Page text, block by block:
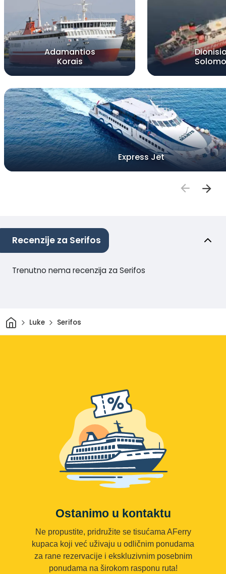
Adamantios
Korais
Express Jet
Recenzije za Serifos
Trenutno nema recenzija za Serifos
DomLuke Serifos
Ostanimo u kontaktu
Ne propustite, pridružite se tisućama AFerry
kupaca koji već uživaju u odličnim ponudama
za rane rezervacije i ekskluzivnim posebnim
ponudama na širokom rasponu ruta!